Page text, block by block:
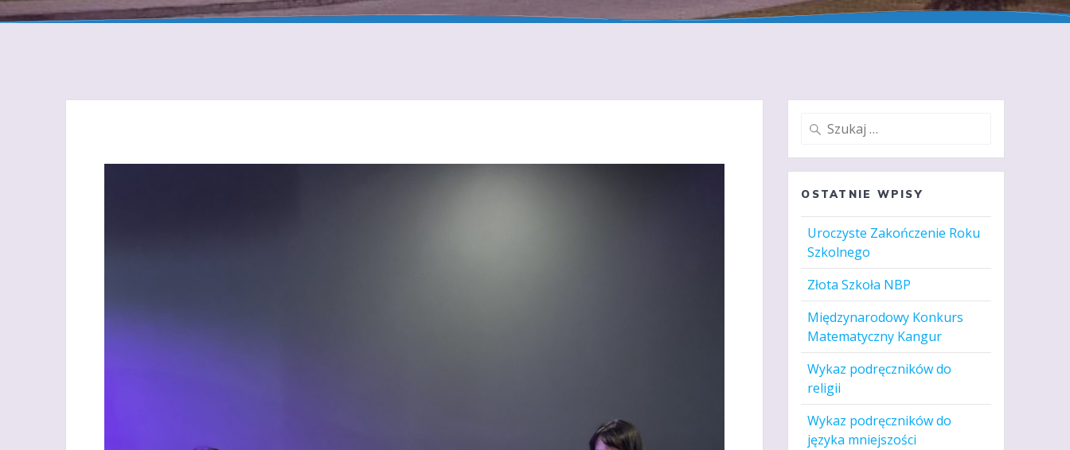
Szukaj:
OSTATNIE WPISY
Uroczyste Zakończenie Roku
Szkolnego
Złota Szkoła NBP
Międzynarodowy Konkurs
Matematyczny Kangur
Wykaz podręczników do
religii
Wykaz podręczników do
języka mniejszości